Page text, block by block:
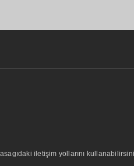
iletişim yollarını